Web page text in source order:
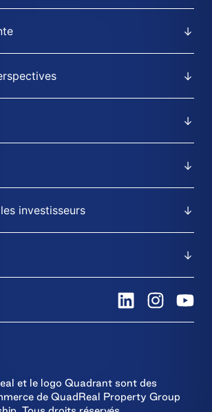
investisseurs
et le logo Quadrant sont des
de QuadReal Property Group